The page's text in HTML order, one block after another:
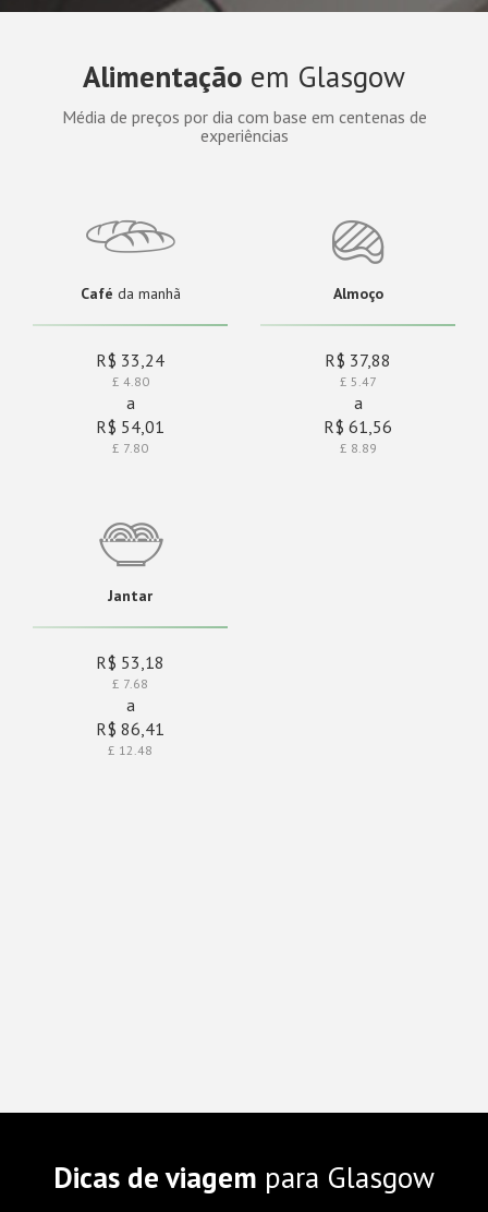
Alimentação em Glasgow
Média de preços por dia com base em centenas de
experiências
Café da manhã
R$ 33,24
£ 4.80
a
R$ 54,01
£ 7.80
Almoço
R$ 37,88
£ 5.47
a
R$ 61,56
£ 8.89
Jantar
R$ 53,18
£ 7.68
a
R$ 86,41
£ 12.48
Dicas de viagem para Glasgow